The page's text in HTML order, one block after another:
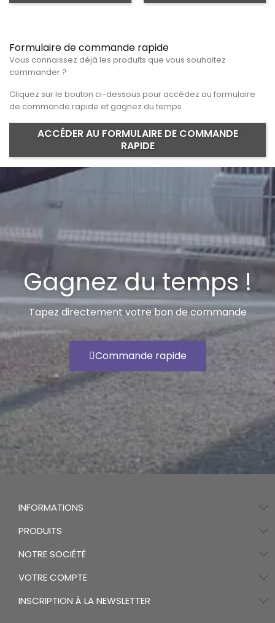
Formulaire de commande rapide
Vous connaissez déjà les produits que vous souhaitez
commander ?
Cliquez sur le bouton ci-dessous pour accédez au formulaire
de commande rapide et gagnez du temps.
ACCÉDER AU FORMULAIRE DE COMMANDE
RAPIDE
Gagnez du temps !
Tapez directement votre bon de commande
Commande rapide
INFORMATIONS
PRODUITS
NOTRE SOCIÉTÉ
VOTRE COMPTE
INSCRIPTION À LA NEWSLETTER